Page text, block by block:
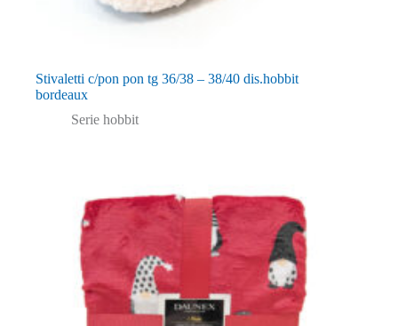
Stivaletti c/pon pon tg 36/38 – 38/40 dis.hobbit
bordeaux
Serie hobbit